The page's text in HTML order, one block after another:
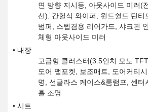
면 방향 지시등, 아웃사이드 미러(
선), 간헐식 와이퍼, 윈드쉴드 틴티
범퍼, 스텝겸용 리어가드, 샤크핀
체형 아웃사이드 미러
내장
고급형 클러스터(3.5인치 모노
도어 맵포켓, 보조매트, 도어커티
명, 선글라스 케이스&룸램프, 센터
홀 조명
시트